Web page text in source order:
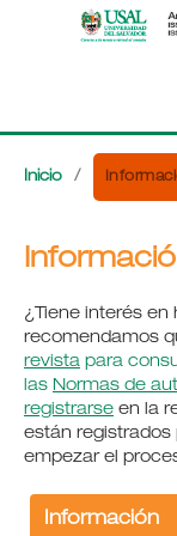
Inicio /
¿Tiene interés en
recomendamos
revistapara
las Normas de
registrarseen la
están
empezar el
Información